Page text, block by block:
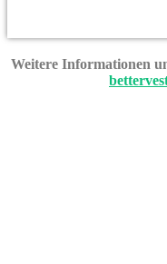
Weitere Informationen